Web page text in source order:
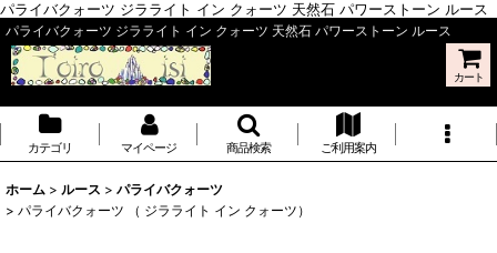
パライバクォーツ ジラライト イン クォーツ 天然石 パワーストーン ルース
パライバクォーツ ジラライト イン クォーツ 天然石 パワーストーン ルース
カート
カテゴリ マイページ 商品検索 ご利用案内
ホーム > ルース > パライバクォーツ
> パライバクォーツ （ ジラライト イン クォーツ）